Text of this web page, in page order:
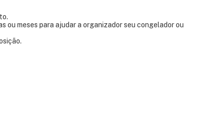
ou meses para ajudar a organizador seu congelador ou